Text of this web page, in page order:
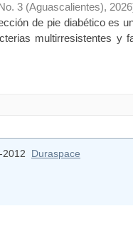
3 (Aguascalientes), 2026
de pie diabético es
multirresistentes y
2012 Duraspace